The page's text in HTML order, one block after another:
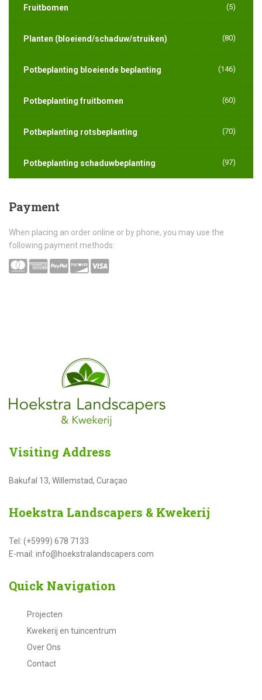
Fruitbomen (5)
Planten (bloeiend/schaduw/struiken) (80)
Potbeplanting bloeiende beplanting (146)
Potbeplanting fruitbomen (60)
Potbeplanting rotsbeplanting (70)
Potbeplanting schaduwbeplanting (97)
Payment
When placing an order online or by phone, you may use the
following payment methods:
Visiting Address
Bakufal 13, Willemstad, Curaçao
Hoekstra Landscapers & Kwekerij
Tel: (+5999) 678 7133
E-mail: info@hoekstralandscapers.com
Quick Navigation
Projecten
Kwekerij en tuincentrum
Over Ons
Contact